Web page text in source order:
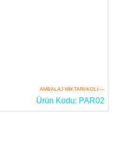
AMBALAJ MİKTARI/KOLİ:---
Ürün Kodu: PAR02